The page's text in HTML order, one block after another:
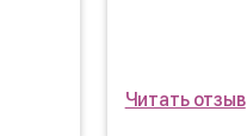
Читать отзыв